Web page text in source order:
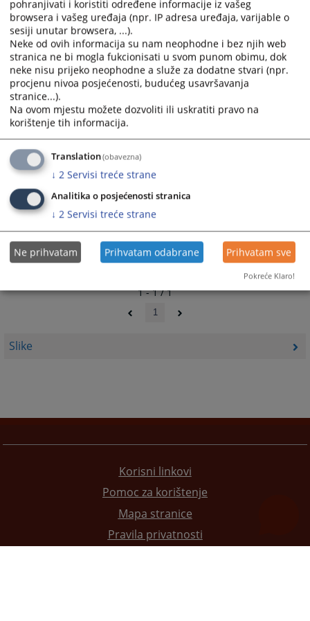
Slike
select
a
date.
Press
the
question
mark
key
get
the
keyboard
shortcuts
for
dates.
select
date.
Press
the
question
mark
keyboard
shortcuts
for
dates.
1 - 1 / 1
1
Korisni linkovi
Pomoc za korištenje
Mapa stranice
Pravila privatnosti
pohranjivati i koristiti određene informacije iz vašeg
browsera i vašeg uređaja (npr. IP adresa uređaja, varijable o
sesiji unutar browsera, ...).
Neke od ovih informacija su nam neophodne i bez njih web
stranica ne bi mogla fukcionisati u svom punom obimu, dok
neke nisu prijeko neophodne a služe za dodatne stvari (npr.
procjenu nivoa posjećenosti, budućeg usavršavanja
stranice...).
Na ovom mjestu možete dozvoliti ili uskratiti pravo na
korištenje tih informacija.
Translation(obavezna)
↓ 2 Servisi treće strane
Analitika o posjećenosti stranica
↓ 2 Servisi treće strane
Ne prihvatam Prihvatam odabrane Prihvatam sve
Pokreće Klaro!